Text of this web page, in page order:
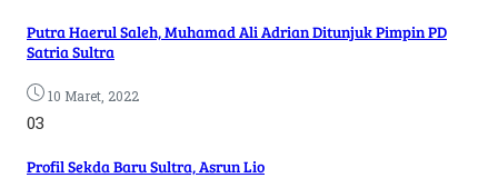
Putra Haerul Saleh, Muhamad Ali Adrian Ditunjuk Pimpin PD
Satria Sultra
10 Maret, 2022
03
Profil Sekda Baru Sultra, Asrun Lio